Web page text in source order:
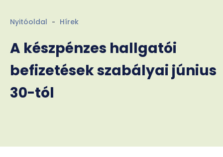
Kapcsolat
Nyelv HU EN
Nyitóoldal Hírek
A készpénzes hallgatói
befizetések szabályai június
30-tól